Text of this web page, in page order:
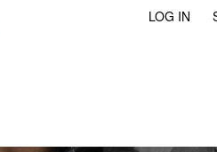
LOG IN